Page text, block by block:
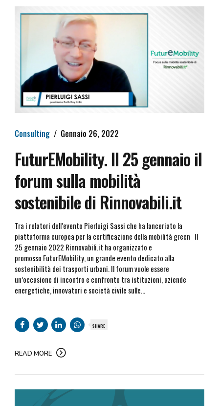
Consulting Gennaio 26, 2022
FuturEMobility. Il 25 gennaio il
forum sulla mobilità
sostenibile di Rinnovabili.it
Tra i relatori dell’evento Pierluigi Sassi che ha lanceriato la
piattaforma europea per la certificazione della mobilità green Il
25 gennaio 2022 Rinnovabili.it ha organizzato e
promosso FuturEMobility, un grande evento dedicato alla
sostenibilità dei trasporti urbani. Il forum vuole essere
un’occasione di incontro e confronto tra istituzioni, aziende
energetiche, innovatori e società civile sulle...
SHARE
READ MORE